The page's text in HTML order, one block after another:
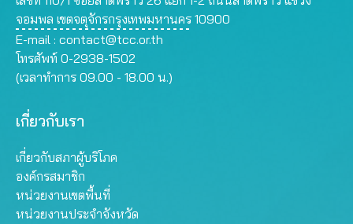
จอมพล เขตจตุจักรกรุงเทพมหานคร 10900
E-mail : contact@tcc.or.th
โทรศัพท์ 0-2938-1502
(เวลาทำการ 09.00 - 18.00 น.)
เกี่ยวกับเรา
เกี่ยวกับสภาผู้บริโภค
องค์กรสมาชิก
หน่วยงานเขตพื้นที่
หน่วยงานประจำจังหวัด